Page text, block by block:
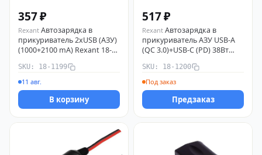
357 ₽
Rexant Автозарядка в
прикуриватель 2хUSB (АЗУ)
(1000+2100 mA) Rexant 18-
SKU: 18-1199
11 авг.
В корзину
517 ₽
Rexant Автозарядка в
прикуриватель АЗУ USB-A
(QC 3.0)+USB-C (PD) 38Вт
SKU: 18-1200
Под заказ
Предзаказ